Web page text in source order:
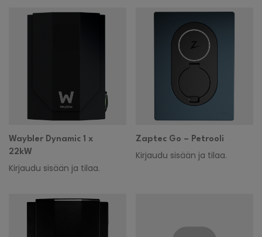
Waybler Dynamic 1 x
22kW
Kirjaudu sisään ja tilaa.
Zaptec Go – Petrooli
Kirjaudu sisään ja tilaa.